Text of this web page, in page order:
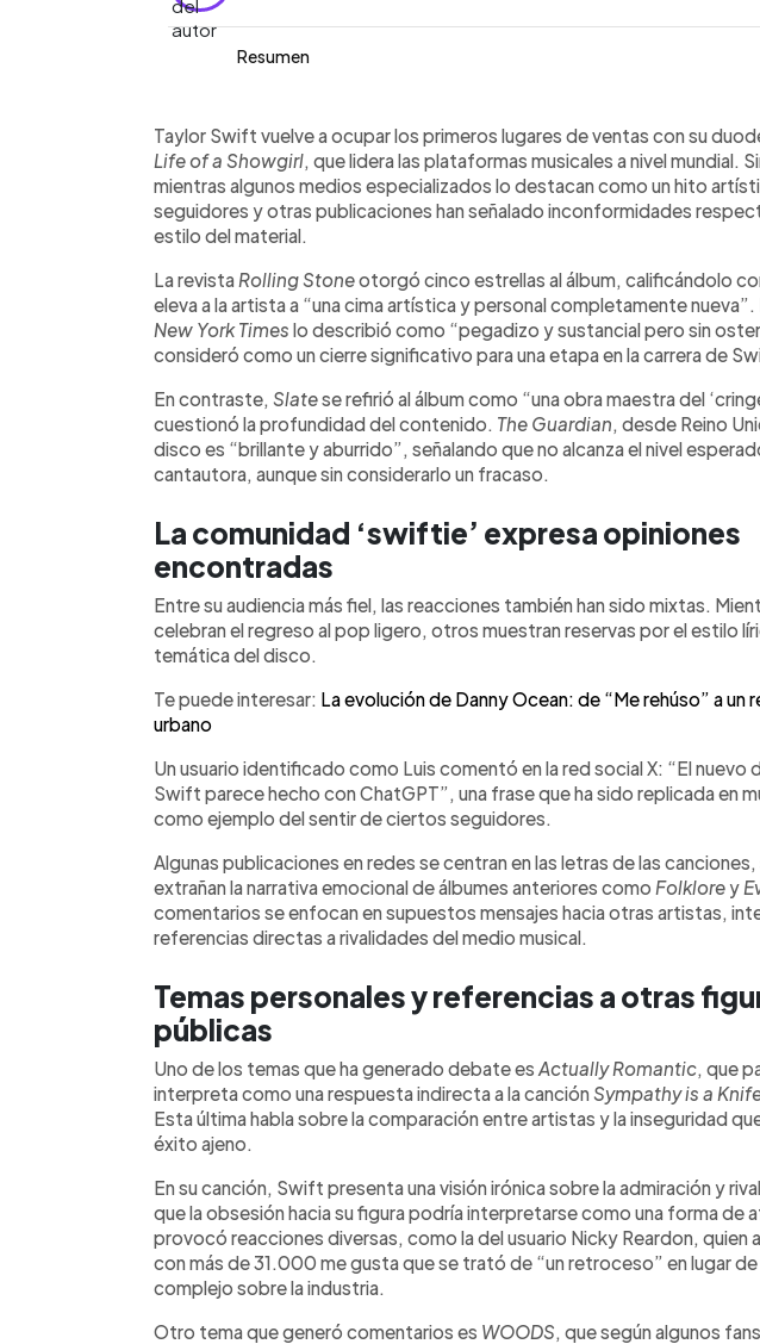
Resumen
► Escuchar artículo
Taylor Swift lanzó su duodécimo álbum, The Life of a Showgirl,
récords de ventas y liderando plataformas musicales. Medios
Stone y The New York Times lo elogiaron, mientras otros, como
Guardian, expresaron críticas. La comunidad ‘swiftie’ también
algunos celebran el regreso al pop, mientras otros cuestionan la
Romantic y WOODS. En redes, varios usuarios han señalado
con las letras y el enfoque del álbum, comparándolo con
anteriores y con nuevas artistas emergentes en la escena pop
Taylor Swift vuelve a ocupar los primeros lugares de ventas con su
Life of a Showgirl, que lidera las plataformas musicales a nivel mundial.
mientras algunos medios especializados lo destacan como un hito
seguidores y otras publicaciones han señalado inconformidades
estilo del material.
La revista Rolling Stoneotorgó cinco estrellas al álbum, calificándolo
eleva a la artista a “una cima artística y personal completamente
New York Times lo describió como “pegadizo y sustancial pero sin
consideró como un cierre significativo para una etapa en la carrera de
En contraste, Slatese refirió al álbum como “una obra maestra del
cuestionó la profundidad del contenido. The Guardian, desde Reino
disco es “brillante y aburrido”, señalando que no alcanza el nivel
cantautora, aunque sin considerarlo un fracaso.
La comunidad ‘swiftie’ expresa opiniones
encontradas
Entre su audiencia más fiel, las reacciones también han sido mixtas.
celebran el regreso al pop ligero, otros muestran reservas por el estilo
temática del disco.
Te puede interesar: La evolución de Danny Ocean: de “Me rehúso” a
urbano
Un usuario identificado como Luis comentó en la red social X: “El nuevo
Swift parece hecho con ChatGPT”, una frase que ha sido replicada en
como ejemplo del sentir de ciertos seguidores.
Algunas publicaciones en redes se centran en las letras de las
extrañan la narrativa emocional de álbumes anteriores como Folklore y
comentarios se enfocan en supuestos mensajes hacia otras artistas,
referencias directas a rivalidades del medio musical.
Temas personales y referencias a otras
públicas
Uno de los temas que ha generado debate es Actually Romantic, que
interpreta como una respuesta indirecta a la canciónSympathy is a
Esta última habla sobre la comparación entre artistas y la inseguridad
éxito ajeno.
En su canción, Swift presenta una visión irónica sobre la admiración y
que la obsesión hacia su figura podría interpretarse como una forma de
provocó reacciones diversas, como la del usuario Nicky Reardon, quien
con más de 31.000 me gusta que se trató de “un retroceso” en lugar
complejo sobre la industria.
Otro tema que generó comentarios es WOODS, que según algunos